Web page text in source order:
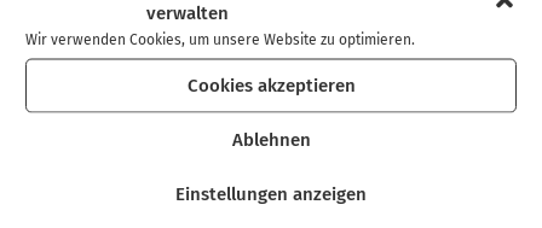
verwalten
Wir verwenden Cookies, um unsere Website zu optimieren.
Cookies akzeptieren
Ablehnen
Einstellungen anzeigen
Radtour im Mai 2019 >
NEUESTE BEITRÄGE
Glädder Dschällänsch 2026